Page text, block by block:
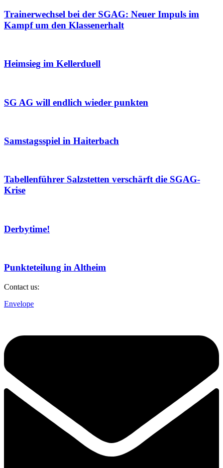
Trainerwechsel bei der SGAG: Neuer Impuls im
Kampf um den Klassenerhalt
Heimsieg im Kellerduell
SG AG will endlich wieder punkten
Samstagsspiel in Haiterbach
Tabellenführer Salzstetten verschärft die SGAG-
Krise
Derbytime!
Punkteteilung in Altheim
Contact us:
Envelope